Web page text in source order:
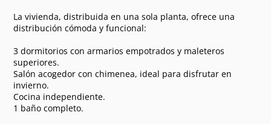
La vivienda, distribuida en una sola planta, ofrece una
distribución cómoda y funcional:
3 dormitorios con armarios empotrados y maleteros
superiores.
Salón acogedor con chimenea, ideal para disfrutar en
invierno.
Cocina independiente.
1 baño completo.